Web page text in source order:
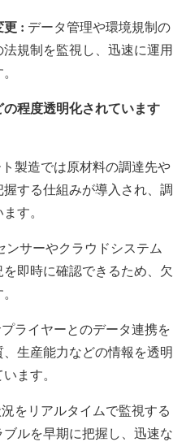
: データ管理や環境規制の
規制を監視し、迅速に運用
程度透明化されています
製造では原材料の調達先や
する仕組みが導入され、調
す。
ンサーやクラウドシステム
即時に確認できるため、欠
ライヤーとのデータ連携を
生産能力などの情報を透明
ます。
をリアルタイムで監視する
ルを早期に把握し、迅速な